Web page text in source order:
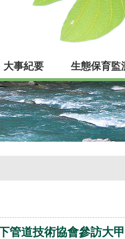
大事紀要 生態保育監
管道技術協會參訪大